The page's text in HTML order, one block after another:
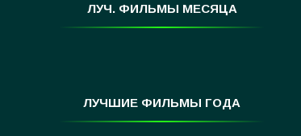
Фантастика
ЛУЧ. ФИЛЬМЫ МЕСЯЦА
ЛУЧШИЕ ФИЛЬМЫ ГОДА